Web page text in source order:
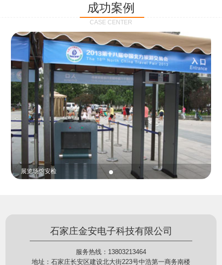
作站也能自动为执法记录仪充充电、校校时，做执法
记录仪的贴心小"保姆"。随着群众法律意识的逐步提
高，行政执法行为更加"阳光、透明"，通过工作站可
以随时调取证据视频，精准查阅现场资料，直戳了当
的展示给行政相对人看，有效的减少了行政相对人对
城管执法行为的误解，树立了执法的公信力。
定位模块，可通过移动网络将位置信息实时发送到监
控中心，在平台的电子地图上显示出设备的具体位
置，实时查看执法人员到岗情况及根据执法环境迅速
调配周边执法人员。同时，内置NFC芯片，可支持身
份证查验等拓展功能，在实战中发挥着重要的作用，
能广泛应用于交警公安执法、卫生监督、城管执法、
海关执法、路政、质量监督、林业园林、消防、质量
监督、公路铁路等各个领域。
成功案例
CASE CENTER
贵重金属防盗
石家庄金安电子科技有限公司
服务热线：13803213464
地址：石家庄长安区建设北大街223号中浩第一商务南楼